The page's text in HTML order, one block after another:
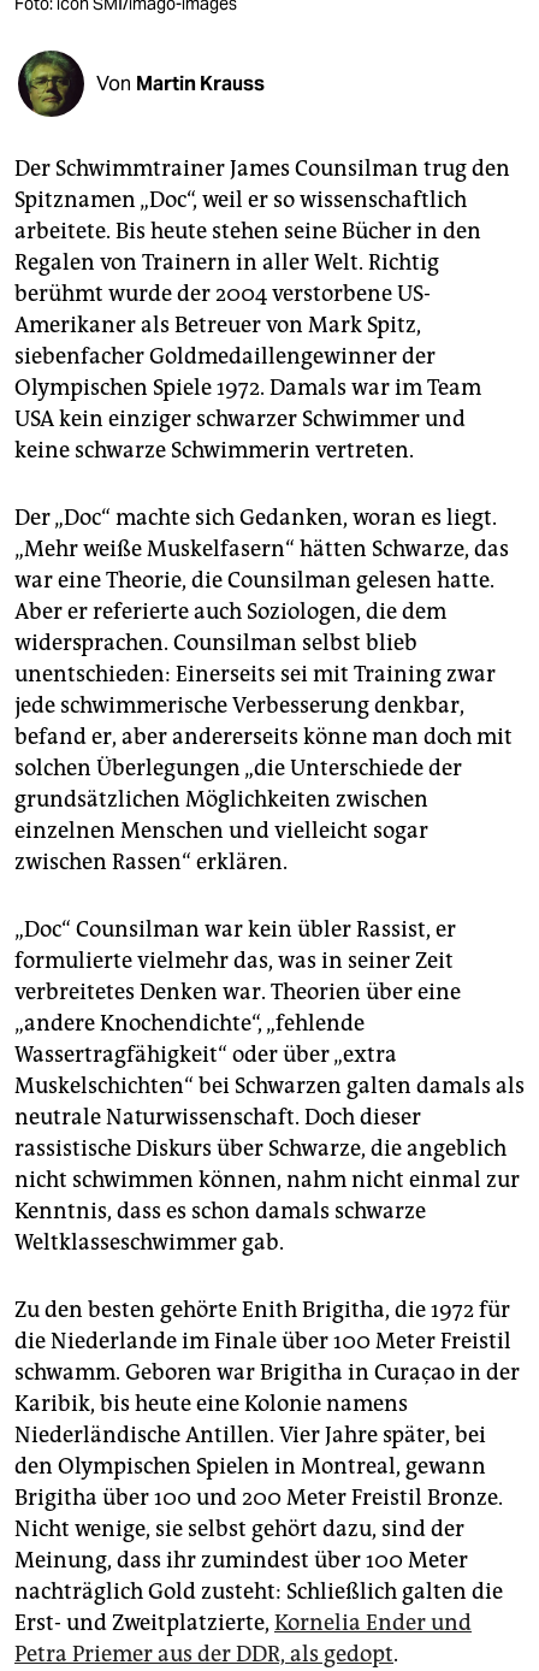
shop
fragen & hilfe
unterstützen
abo
genossenschaft
epaper login
Von Martin Krauss
Der Schwimmtrainer James Counsilman trug den
Spitznamen „Doc“, weil er so wissenschaftlich
arbeitete. Bis heute stehen seine Bücher in den
Regalen von Trainern in aller Welt. Richtig
berühmt wurde der 2004 verstorbene US-
Amerikaner als Betreuer von Mark Spitz,
siebenfacher Goldmedaillengewinner der
Olympischen Spiele 1972. Damals war im Team
USA kein einziger schwarzer Schwimmer und
keine schwarze Schwimmerin vertreten.
Der „Doc“ machte sich Gedanken, woran es liegt.
„Mehr weiße Muskelfasern“ hätten Schwarze, das
war eine Theorie, die Counsilman gelesen hatte.
Aber er referierte auch Soziologen, die dem
widersprachen. Counsilman selbst blieb
unentschieden: Einerseits sei mit Training zwar
jede schwimmerische Verbesserung denkbar,
befand er, aber andererseits könne man doch mit
solchen Überlegungen „die Unterschiede der
grundsätzlichen Möglichkeiten zwischen
einzelnen Menschen und vielleicht sogar
zwischen Rassen“ erklären.
„Doc“ Counsilman war kein übler Rassist, er
formulierte vielmehr das, was in seiner Zeit
verbreitetes Denken war. Theorien über eine
„andere Knochendichte“, „fehlende
Wassertragfähigkeit“ oder über „extra
Muskelschichten“ bei Schwarzen galten damals als
neutrale Naturwissenschaft. Doch dieser
rassistische Diskurs über Schwarze, die angeblich
nicht schwimmen können, nahm nicht einmal zur
Kenntnis, dass es schon damals schwarze
Weltklasseschwimmer gab.
Zu den besten gehörte Enith Brigitha, die 1972 für
die Niederlande im Finale über 100 Meter Freistil
schwamm. Geboren war Brigitha in Curaçao in der
Karibik, bis heute eine Kolonie namens
Niederländische Antillen. Vier Jahre später, bei
den Olympischen Spielen in Montreal, gewann
Brigitha über 100 und 200 Meter Freistil Bronze.
Nicht wenige, sie selbst gehört dazu, sind der
Meinung, dass ihr zumindest über 100 Meter
nachträglich Gold zusteht: Schließlich galten die
Erst- und Zweitplatzierte, Kornelia Ender und
Petra Priemer aus der DDR, als gedopt.